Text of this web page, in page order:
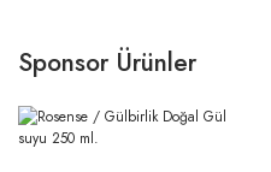
Sponsor Ürünler